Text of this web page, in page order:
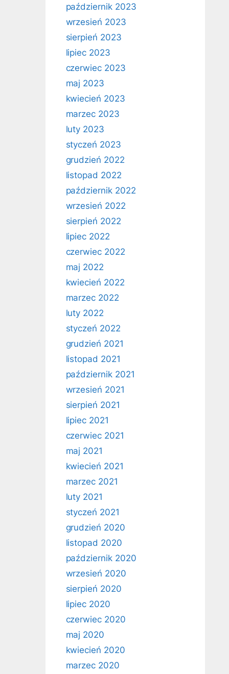
październik 2023
wrzesień 2023
sierpień 2023
lipiec 2023
czerwiec 2023
maj 2023
kwiecień 2023
marzec 2023
luty 2023
styczeń 2023
grudzień 2022
listopad 2022
październik 2022
wrzesień 2022
sierpień 2022
lipiec 2022
czerwiec 2022
maj 2022
kwiecień 2022
marzec 2022
luty 2022
styczeń 2022
grudzień 2021
listopad 2021
październik 2021
wrzesień 2021
sierpień 2021
lipiec 2021
czerwiec 2021
maj 2021
kwiecień 2021
marzec 2021
luty 2021
styczeń 2021
grudzień 2020
listopad 2020
październik 2020
wrzesień 2020
sierpień 2020
lipiec 2020
czerwiec 2020
maj 2020
kwiecień 2020
marzec 2020